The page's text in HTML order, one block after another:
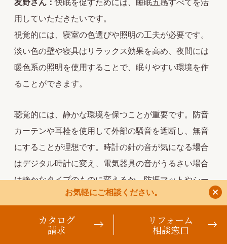
友野さん：快眠を促すためには、睡眠五感すべてを活
用していただきたいです。
視覚的には、寝室の色選びや照明の工夫が必要です。
淡い色の壁や寝具はリラックス効果を高め、夜間には
暖色系の照明を使用することで、眠りやすい環境を作
ることができます。
聴覚的には、静かな環境を保つことが重要です。防音
カーテンや耳栓を使用して外部の騒音を遮断し、無音
にすることが理想です。時計の針の音が気になる場合
はデジタル時計に変え、電気器具の音がうるさい場合
は静かなタイプのものに変えるか、防振マットやシー
トを活用しましょう。
ヒーリング系といったリラックスできる音楽や自然音
お気軽にご相談ください。
カタログ
請求
リフォーム
相談窓口